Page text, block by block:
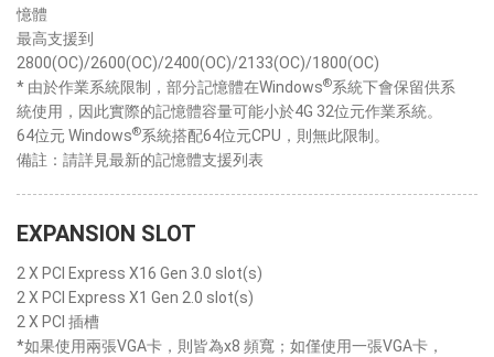
憶體
最高支援到
2800(OC)/2600(OC)/2400(OC)/2133(OC)/1800(OC)
* 由於作業系統限制，部分記憶體在Windows®系統下會保留供系
統使用，因此實際的記憶體容量可能小於4G 32位元作業系統。
64位元 Windows®系統搭配64位元CPU，則無此限制。
備註：請詳見最新的記憶體支援列表
EXPANSION SLOT
2 X PCI Express X16 Gen 3.0 slot(s)
2 X PCI Express X1 Gen 2.0 slot(s)
2 X PCI 插槽
*如果使用兩張VGA卡，則皆為x8 頻寬；如僅使用一張VGA卡，